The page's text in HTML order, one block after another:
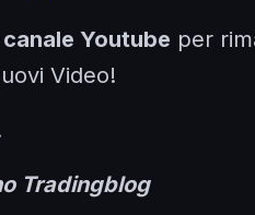
canale Youtube per
Video!
Tradingblog